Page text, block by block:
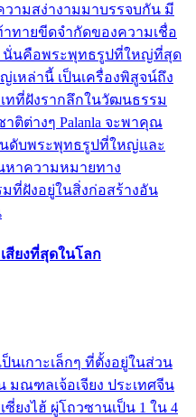
ามสง่างามมาบรรจบกัน มี
ทายขีดจำกัดของความเชื่อ
นั่นคือพระพุทธรูปที่ใหญ่ที่สุด
เหล่านี้ เป็นเครื่องพิสูจน์ถึง
ทที่ฝังรากลึกในวัฒนธรรม
ต่างๆ Palanla จะพาคุณ
นดับพระพุทธรูปที่ใหญ่และ
หาความหมายทาง
ที่ฝังอยู่ในสิ่งก่อสร้างอัน
สียงที่สุดในโลก
นเกาะเล็กๆ ที่ตั้งอยู่ในส่วน
มณฑลเจ้อเจียง ประเทศจีน
ยงไฮ้ ผู่โถวซานเป็น 1 ใน 4